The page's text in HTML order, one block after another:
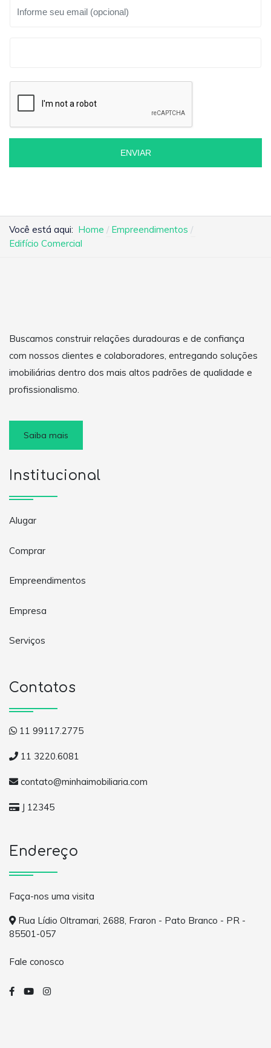
ENVIAR
Você está aqui: Home
Empreendimentos
Edifício Comercial
Buscamos construir relações duradouras e de confiança
com nossos clientes e colaboradores, entregando soluções
imobiliárias dentro dos mais altos padrões de qualidade e
profissionalismo.
Saiba mais
Institucional
Alugar
Comprar
Empreendimentos
Empresa
Serviços
Contatos
11 99117.2775
11 3220.6081
contato@minhaimobiliaria.com
J 12345
Endereço
Faça-nos uma visita
Rua Lídio Oltramari, 2688, Fraron - Pato Branco - PR -
85501-057
Fale conosco